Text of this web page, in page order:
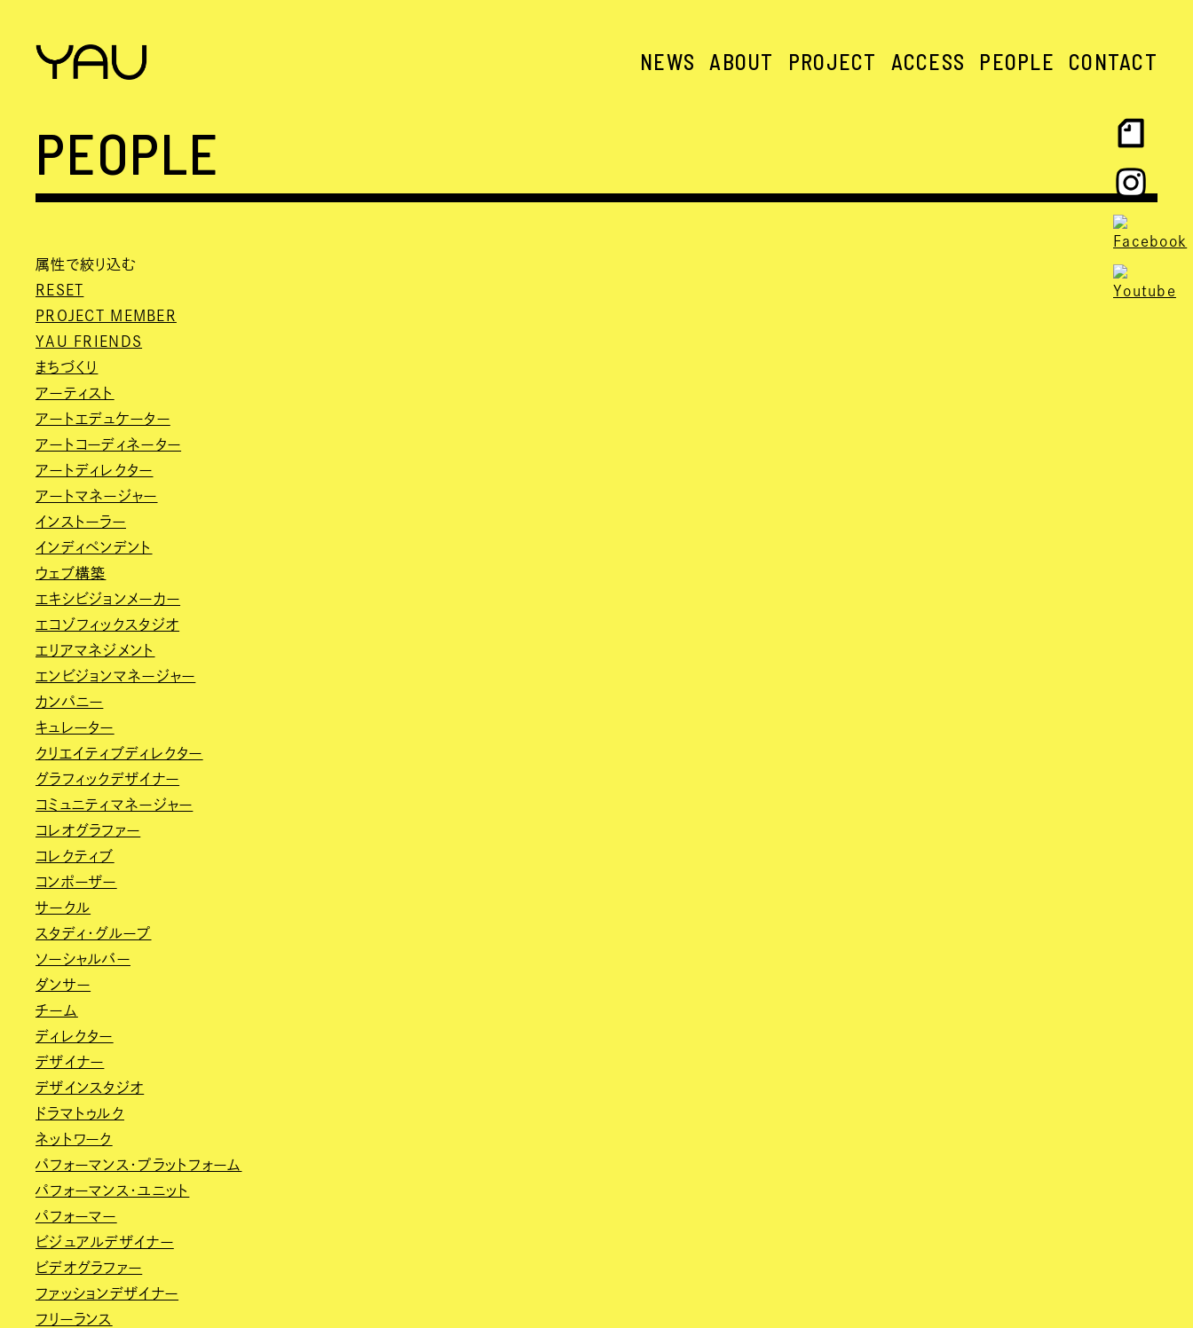
NEWS ABOUT PROJECT ACCESS PEOPLE CONTACT
PEOPLE
属性で絞り込む
RESET
PROJECT MEMBER
YAU FRIENDS
まちづくり
アーティスト
アートエデュケーター
アートコーディネーター
アートディレクター
アートマネージャー
インストーラー
インディペンデント
ウェブ構築
エキシビジョンメーカー
エコゾフィックスタジオ
エリアマネジメント
エンビジョンマネージャー
カンパニー
キュレーター
クリエイティブディレクター
グラフィックデザイナー
コミュニティマネージャー
コレオグラファー
コレクティブ
コンポーザー
サークル
スタディ・グループ
ソーシャルバー
ダンサー
チーム
ディレクター
デザイナー
デザインスタジオ
ドラマトゥルク
ネットワーク
パフォーマンス・プラットフォーム
パフォーマンス・ユニット
パフォーマー
ビジュアルデザイナー
ビデオグラファー
ファッションデザイナー
フリーランス